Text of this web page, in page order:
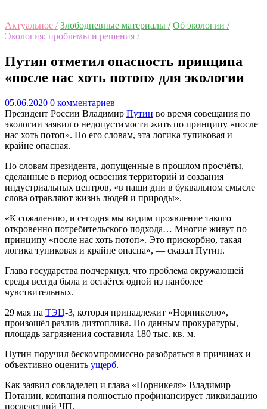
Актуальное / Злободневные материалы / Об экологии /
Экология: проблемы и решения /
Путин отметил опасность принципа
«после нас хоть потоп» для экологии
05.06.2020 0 комментариев
Президент России Владимир Путин во время совещания по
экологии заявил о недопустимости жить по принципу «после
нас хоть потоп». По его словам, эта логика тупиковая и
крайне опасная.
По словам президента, допущенные в прошлом просчёты,
сделанные в период освоения территорий и создания
индустриальных центров, «в наши дни в буквальном смысле
слова отравляют жизнь людей и природы».
«К сожалению, и сегодня мы видим проявление такого
откровенно потребительского подхода… Многие живут по
принципу «после нас хоть потоп». Это прискорбно, такая
логика тупиковая и крайне опасна», — сказал Путин.
Глава государства подчеркнул, что проблема окружающей
среды всегда была и остаётся одной из наиболее
чувствительных.
29 мая на ТЭЦ-3, которая принадлежит «Норникелю»,
произошёл разлив дизтоплива. По данным прокуратуры,
площадь загрязнения составила 180 тыс. кв. м.
Путин поручил бескомпромиссно разобраться в причинах и
объективно оценить ущерб.
Как заявил совладелец и глава «Норникеля» Владимир
Потанин, компания полностью профинансирует ликвидацию
последствий ЧП.